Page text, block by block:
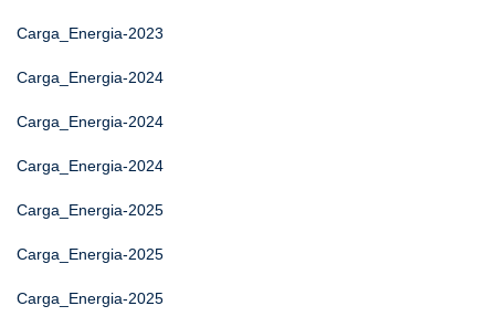
Carga_Energia-2023
Carga_Energia-2024
Carga_Energia-2024
Carga_Energia-2024
Carga_Energia-2025
Carga_Energia-2025
Carga_Energia-2025